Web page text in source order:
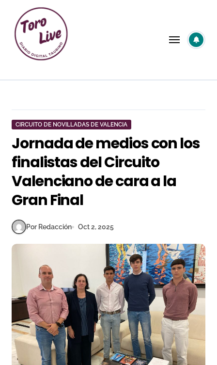
contenido
CIRCUITO DE NOVILLADAS DE VALENCIA
Jornada de medios con los
finalistas del Circuito
Valenciano de cara a la
Gran Final
Por Redacción Oct 2, 2025